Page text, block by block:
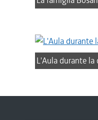
L'Aula durante